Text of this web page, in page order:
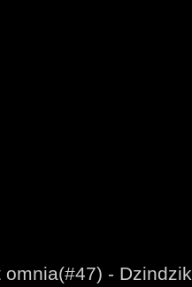
omnia(#47) - Dzindzik